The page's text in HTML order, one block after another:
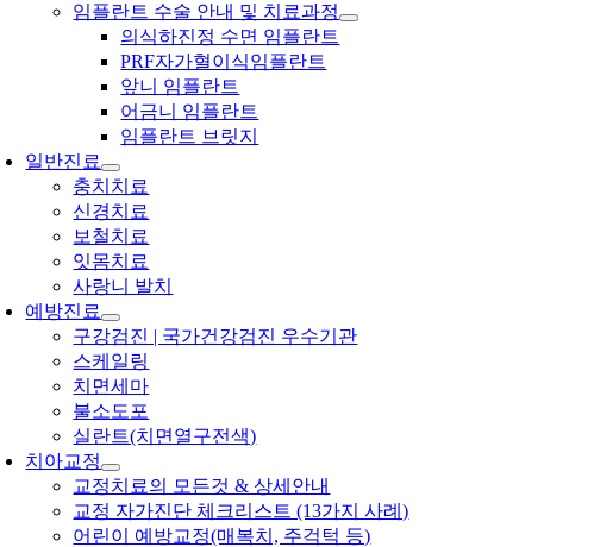
임플란트 수술 안내 및 치료과정
의식하진정 수면 임플란트
PRF자가혈이식임플란트
앞니 임플란트
어금니 임플란트
임플란트 브릿지
일반진료
충치치료
신경치료
보철치료
잇몸치료
사랑니 발치
예방진료
구강검진 | 국가건강검진 우수기관
스케일링
치면세마
불소도포
실란트(치면열구전색)
치아교정
교정치료의 모든것 & 상세안내
교정 자가진단 체크리스트 (13가지 사례)
어린이 예방교정(매복치, 주걱턱 등)